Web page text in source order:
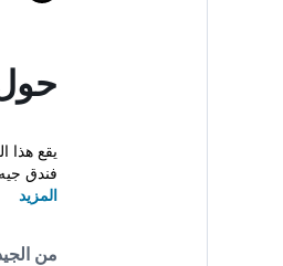
فندق
المزيد
من